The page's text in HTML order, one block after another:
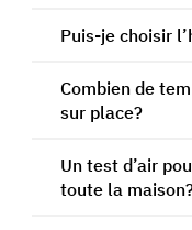
Puis-je choisir
Combien de
sur place?
Un test d’air
toute la